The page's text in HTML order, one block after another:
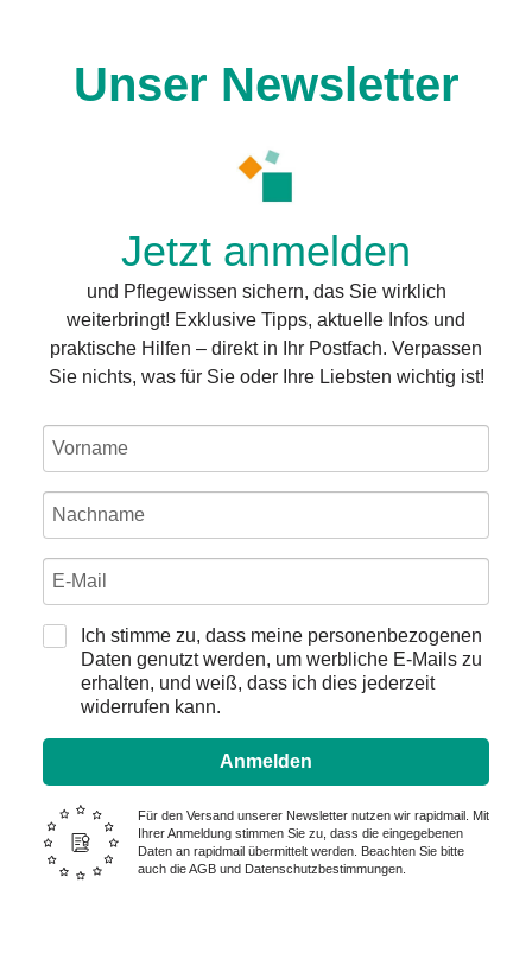
Unser Newsletter
Jetzt anmelden
und Pflegewissen sichern, das Sie wirklich
weiterbringt! Exklusive Tipps, aktuelle Infos und
praktische Hilfen – direkt in Ihr Postfach. Verpassen
Sie nichts, was für Sie oder Ihre Liebsten wichtig ist!
Ich stimme zu, dass meine personenbezogenen
Daten genutzt werden, um werbliche E-Mails zu
erhalten, und weiß, dass ich dies jederzeit
widerrufen kann.
Anmelden
Für den Versand unserer Newsletter nutzen wir rapidmail. Mit
Ihrer Anmeldung stimmen Sie zu, dass die eingegebenen
Daten an rapidmail übermittelt werden. Beachten Sie bitte
auch die AGB und Datenschutzbestimmungen.